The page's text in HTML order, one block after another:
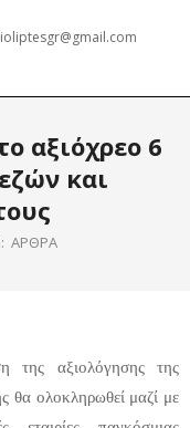
αξιόχρεο 6
και
ΆΡΘΡΑ
της αξιολόγησης της
θα ολοκληρωθεί μαζί με